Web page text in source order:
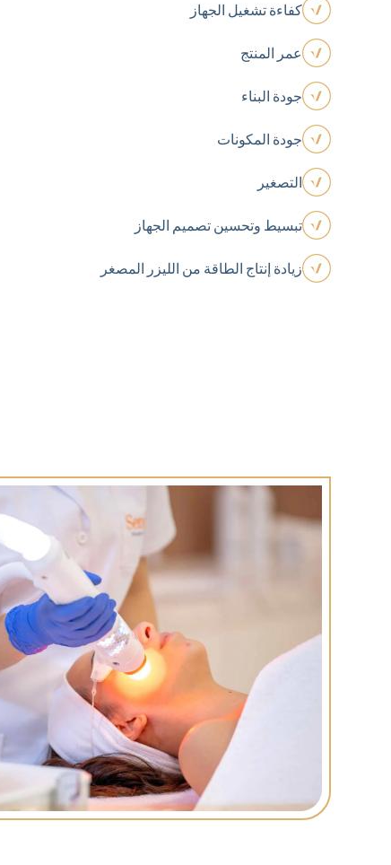
كفاءة تشغيل الجهاز
عمر المنتج
جودة البناء
جودة المكونات
التصغير
تبسيط وتحسين تصميم الجهاز
زيادة إنتاج الطاقة من الليزر المصغر